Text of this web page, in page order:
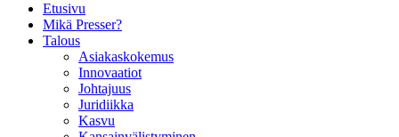
Etusivu
Mikä Presser?
Talous
Asiakaskokemus
Innovaatiot
Johtajuus
Juridiikka
Kasvu